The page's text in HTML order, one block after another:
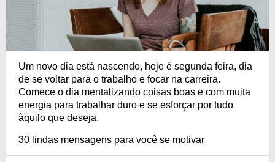
Um novo dia está nascendo, hoje é segunda feira, dia
de se voltar para o trabalho e focar na carreira.
Comece o dia mentalizando coisas boas e com muita
energia para trabalhar duro e se esforçar por tudo
àquilo que deseja.
30 lindas mensagens para você se motivar